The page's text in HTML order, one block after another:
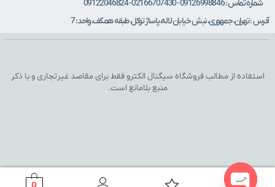
شماره تماس : 09126998846 - 02166707430 - 09122046824
آدرس : تهران، جمهوری، نبش خیابان لاله، پاساژ توکل، طبقه همکف، واحد: 7
استفاده از مطالب فروشگاه سیگنال الکترو فقط برای مقاصد غیرتجاری و با ذکر
منبع بلامانع است.
0